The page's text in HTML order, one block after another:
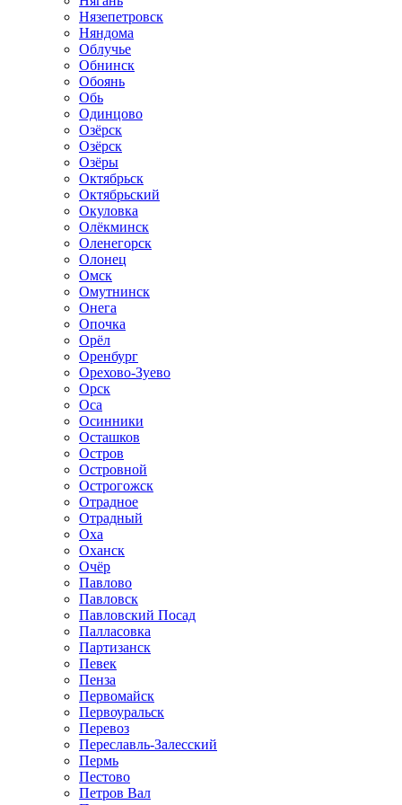
Нязепетровск
Няндома
Облучье
Обнинск
Обоянь
Обь
Одинцово
Озёрск
Озёрск
Озёры
Октябрьск
Октябрьский
Окуловка
Олёкминск
Оленегорск
Олонец
Омск
Омутнинск
Онега
Опочка
Орёл
Оренбург
Орехово-Зуево
Орск
Оса
Осинники
Осташков
Остров
Островной
Острогожск
Отрадное
Отрадный
Оха
Оханск
Очёр
Павлово
Павловск
Павловский Посад
Палласовка
Партизанск
Певек
Пенза
Первомайск
Первоуральск
Перевоз
Переславль-Залесский
Пермь
Пестово
Петров Вал